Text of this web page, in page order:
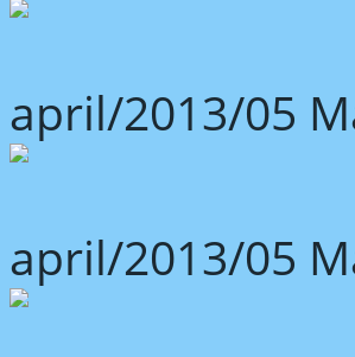
april/2013/05
april/2013/05